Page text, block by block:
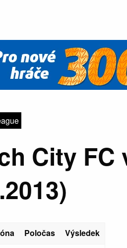
City FC
Poločas
Výsledek